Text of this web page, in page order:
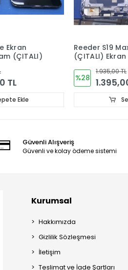
Pro S
TL
Ekle
Reeder s19
Dokunmatik
%25
1.800,00 TL
Güvenli Alışveriş
Güvenli ve kolay ödeme sistemi
Kurumsal
Hakkımızda
Gizlilik Sözleşmesi
İletişim
Teslimat ve İade Şartları